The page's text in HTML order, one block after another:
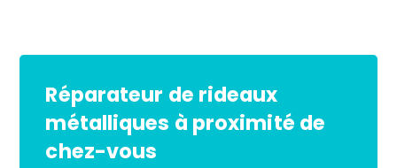
Réparateur de rideaux
métalliques à proximité de
chez-vous